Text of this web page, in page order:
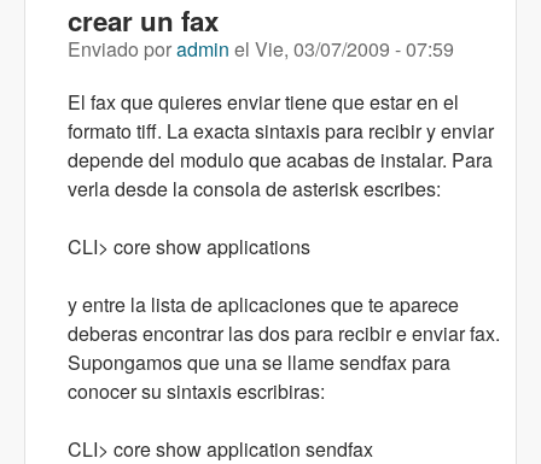
crear un fax
Enviado poradmin el Vie, 03/07/2009 - 07:59
El fax que quieres enviar tiene que estar en el
formato tiff. La exacta sintaxis para recibir y enviar
depende del modulo que acabas de instalar. Para
verla desde la consola de asterisk escribes:
CLI> core show applications
y entre la lista de aplicaciones que te aparece
deberas encontrar las dos para recibir e enviar fax.
Supongamos que una se llame sendfax para
conocer su sintaxis escribiras:
CLI> core show application sendfax